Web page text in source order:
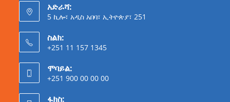
አድራሻ:
5 ኪሎ፣ አዲስ አበባ፣ ኢትዮጵያ፣ 251
ስልክ:
+251 11 157 1345
ሞባይል:
+251 900 00 00 00
ፋክስ: